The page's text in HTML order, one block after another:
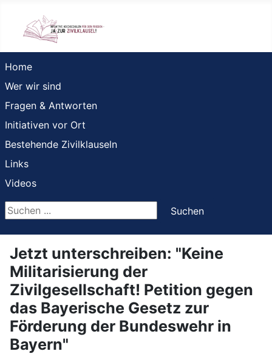
Home
Wer wir sind
Fragen & Antworten
Initiativen vor Ort
Bestehende Zivilklauseln
Links
Videos
Suchen ...
Suchen
Jetzt unterschreiben: "Keine
Militarisierung der
Zivilgesellschaft! Petition gegen
das Bayerische Gesetz zur
Förderung der Bundeswehr in
Bayern"